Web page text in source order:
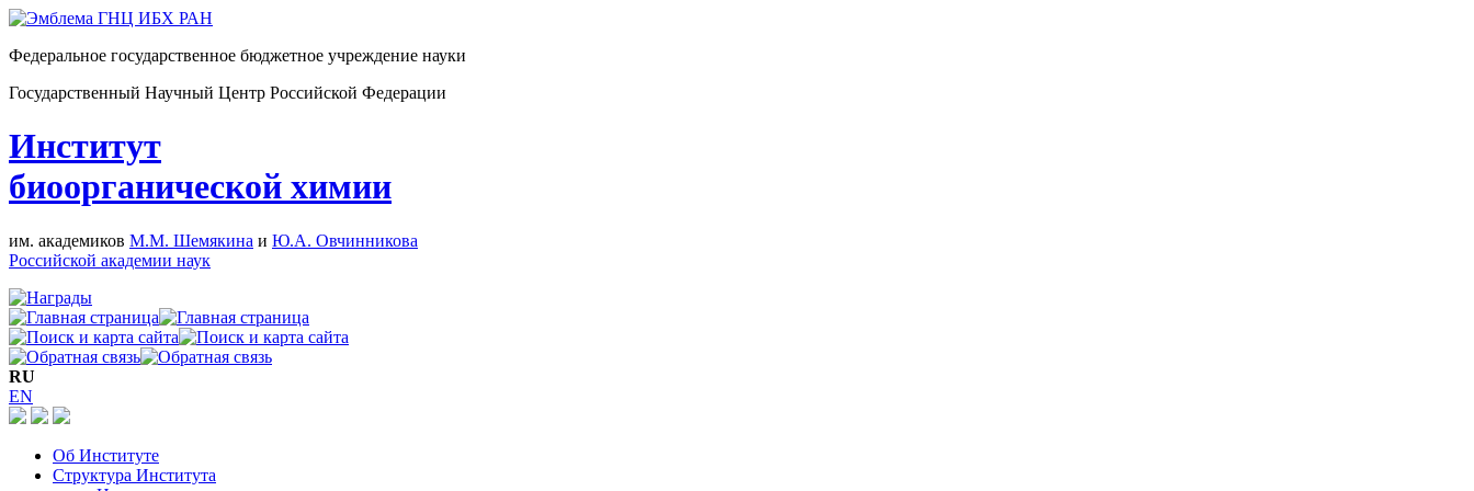
Федеральное государственное бюджетное учреждение науки
Государственный Научный Центр Российской Федерации
Институт
биоорганической химии
им. академиков М.М. Шемякина и Ю.А. Овчинникова
Российской академии наук
RU
EN
Об Институте
Структура Института